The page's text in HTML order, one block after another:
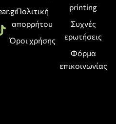
Πολιτική
απορρήτου
Όροι χρήσης
printing
Συχνές
ερωτήσεις
Φόρμα
επικοινωνίας